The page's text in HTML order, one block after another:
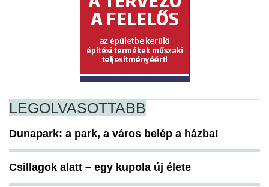
LEGOLVASOTTABB
Dunapark: a park, a város belép a házba!
Csillagok alatt – egy kupola új élete